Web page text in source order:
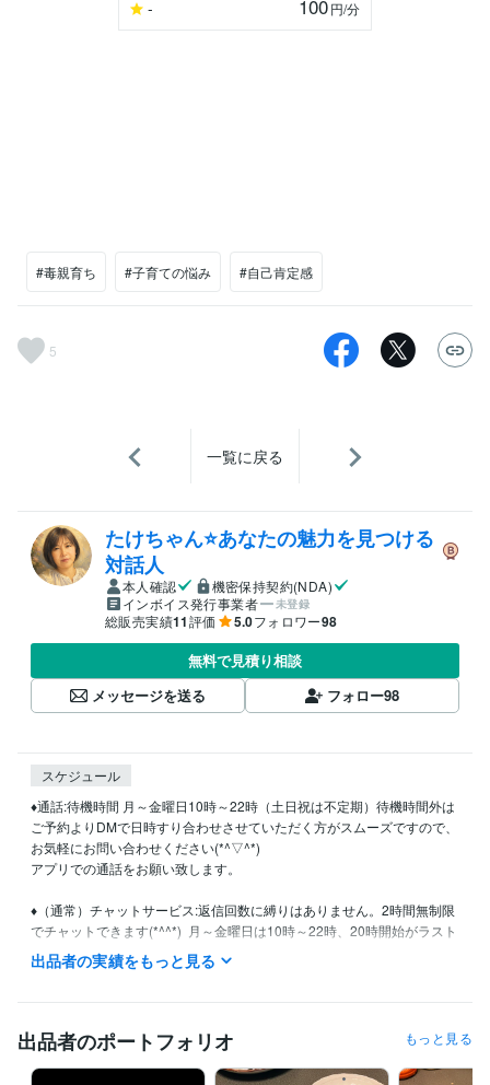
- 100円/分
#毒親育ち #子育ての悩み #自己肯定感
5
一覧に戻る
たけちゃん⭐あなたの魅力を見つける
対話人
本人確認
機密保持契約(NDA)
インボイス発行事業者
未登録
総販売実績11評価 5.0フォロワー98
無料で見積り相談
メッセージを送る
フォロー98
スケジュール
♦︎通話:待機時間 月～金曜日10時～22時（土日祝は不定期）待機時間外は
ご予約よりDMで日時すり合わせさせていただく方がスムーズですので、
お気軽にお問い合わせください(*^▽^*)
アプリでの通話をお願い致します。
♦︎（通常）チャットサービス:返信回数に縛りはありません。2時間無制限
でチャットできます(*^^*)  月～金曜日は10時～22時、20時開始がラスト
オーダーとなります。
ストオーダーとなります。
出品者の実績をもっと見る
出品者のポートフォリオ もっと見る